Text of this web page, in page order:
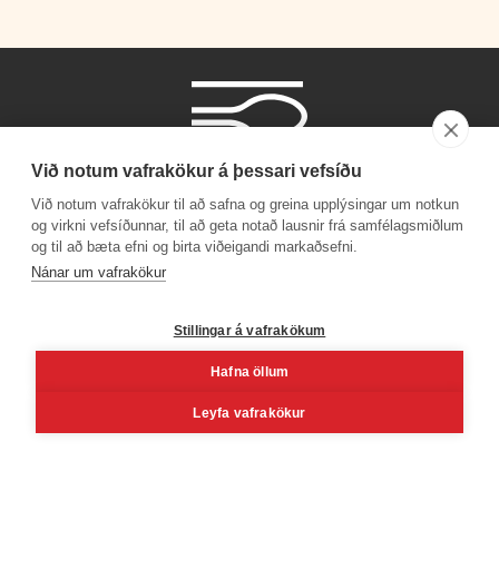
Við notum vafrakökur á þessari vefsíðu
Við notum vafrakökur til að safna og greina upplýsingar um notkun
og virkni vefsíðunnar, til að geta notað lausnir frá samfélagsmiðlum
og til að bæta efni og birta viðeigandi markaðsefni.
Nánar um vafrakökur
Stillingar á vafrakökum
Hafna öllum
Leyfa vafrakökur
Símanúmer